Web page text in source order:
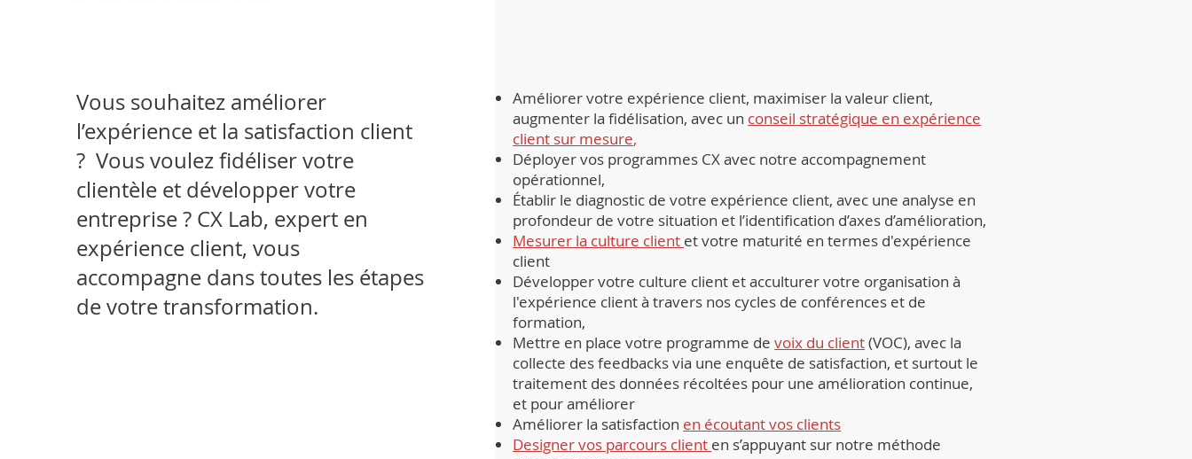
Vous souhaitez améliorer
l’expérience et la satisfaction client
? Vous voulez fidéliser votre
clientèle et développer votre
entreprise ? CX Lab, expert en
expérience client, vous
accompagne dans toutes les étapes
de votre transformation.
Améliorer votre expérience client, maximiser la valeur client,
augmenter la fidélisation, avec un conseil stratégique en expérience
client sur mesure,
Déployer vos programmes CX avec notre accompagnement
opérationnel,
Établir le diagnostic de votre expérience client, avec une analyse en
profondeur de votre situation et l’identification d’axes d’amélioration,
Mesurer la culture client et votre maturité en termes d'expérience
client
Développer votre culture client et acculturer votre organisation à
l'expérience client à travers nos cycles de conférences et de
formation,
Mettre en place votre programme devoix du client(VOC), avec la
collecte des feedbacks via une enquête de satisfaction, et surtout le
traitement des données récoltées pour une amélioration continue,
et pour améliorer
Améliorer la satisfaction en écoutant vos clients
Designer vos parcours client en s’appuyant sur notre méthode